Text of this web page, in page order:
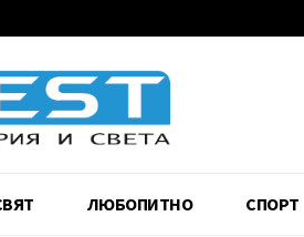
ЛЮБОПИТНО СПОРТ